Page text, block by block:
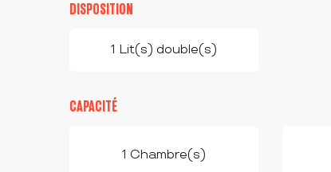
DISPOSITION
1 Lit(s) double(s)
CAPACITÉ
1 Chambre(s)